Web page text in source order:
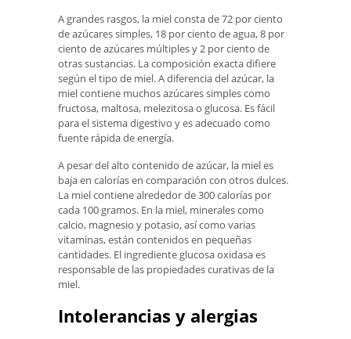
A grandes rasgos, la miel consta de 72 por ciento
de azúcares simples, 18 por ciento de agua, 8 por
ciento de azúcares múltiples y 2 por ciento de
otras sustancias. La composición exacta difiere
según el tipo de miel. A diferencia del azúcar, la
miel contiene muchos azúcares simples como
fructosa, maltosa, melezitosa o glucosa. Es fácil
para el sistema digestivo y es adecuado como
fuente rápida de energía.
A pesar del alto contenido de azúcar, la miel es
baja en calorías en comparación con otros dulces.
La miel contiene alrededor de 300 calorías por
cada 100 gramos. En la miel, minerales como
calcio, magnesio y potasio, así como varias
vitaminas, están contenidos en pequeñas
cantidades. El ingrediente glucosa oxidasa es
responsable de las propiedades curativas de la
miel.
Intolerancias y alergias